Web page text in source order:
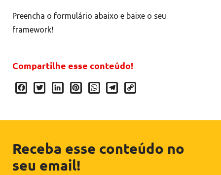
Preencha o formulário abaixo e baixe o seu
framework!
Compartilhe esse conteúdo!
Receba esse conteúdo no
seu email!